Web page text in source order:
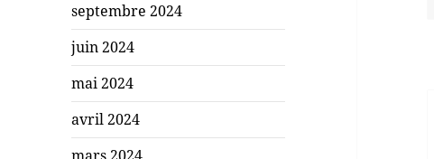
septembre 2024
juin 2024
mai 2024
avril 2024